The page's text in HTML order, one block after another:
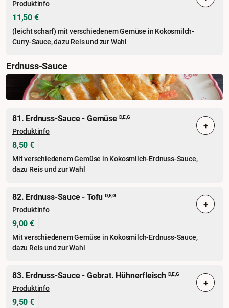
Produktinfo
11,50 €
(leicht scharf) mit verschiedenem Gemüse in Kokosmilch-
Curry-Sauce, dazu Reis und zur Wahl
Erdnuss-Sauce
81. Erdnuss-Sauce - Gemüse D,E,G
Produktinfo
8,50 €
Mit verschiedenem Gemüse in Kokosmilch-Erdnuss-Sauce,
dazu Reis und zur Wahl
+
82. Erdnuss-Sauce - Tofu D,E,G
Produktinfo
9,00 €
Mit verschiedenem Gemüse in Kokosmilch-Erdnuss-Sauce,
dazu Reis und zur Wahl
+
83. Erdnuss-Sauce - Gebrat. Hühnerfleisch D,E,G
Produktinfo
9,50 €
+